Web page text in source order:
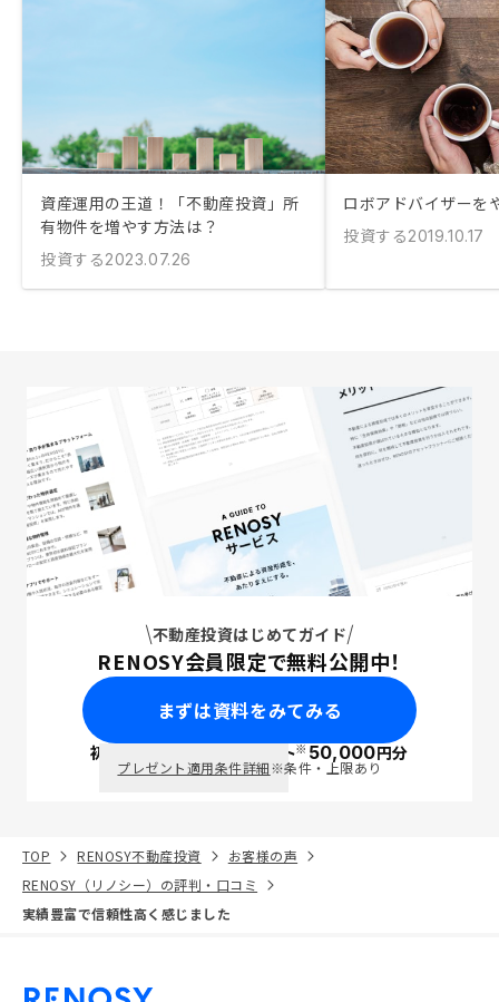
資産運用の王道！「不動産投資」所
有物件を増やす方法は？
投資する2023.07.26
ロボアドバイザーを
投資する2019.10.17
不動産投資はじめてガイド
RENOSY会員限定で無料公開中！
まずは資料をみてみる
初回面談で ポイント※50,000円分
プレゼント適用条件詳細※条件・上限あり
TOP RENOSY不動産投資
お客様の声
RENOSY（リノシー）の評判・口コミ
実績豊富で信頼性高く感じました